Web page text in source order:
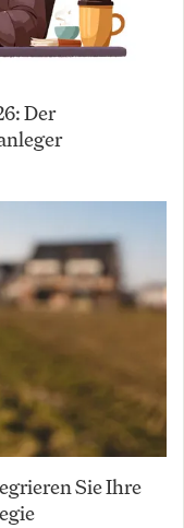
Der
Sie Ihre